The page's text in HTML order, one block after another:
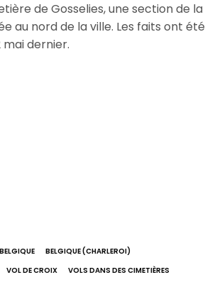
de Gosselies, une section de la
au nord de la ville. Les faits ont été
mai dernier.
BELGIQUE
BELGIQUE (CHARLEROI)
VOL DE CROIX
VOLS DANS DES CIMETIÈRES